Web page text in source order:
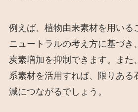
例えば、植物由来素材を用いる
ニュートラルの考え方に基づき
炭素増加を抑制できます。また
系素材を活用すれば、限りある
減につながるでしょう。